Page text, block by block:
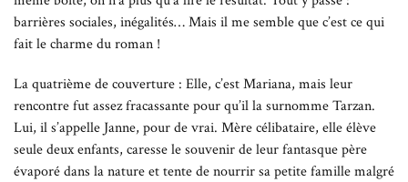
barrières sociales, inégalités… Mais il me semble que c’est ce qui
fait le charme du roman !
La quatrième de couverture : Elle, c’est Mariana, mais leur
rencontre fut assez fracassante pour qu’il la surnomme Tarzan.
Lui, il s’appelle Janne, pour de vrai. Mère célibataire, elle élève
seule deux enfants, caresse le souvenir de leur fantasque père
évaporé dans la nature et tente de nourrir sa petite famille malgré